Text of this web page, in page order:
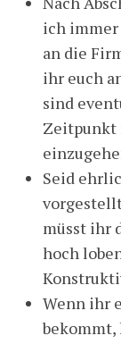
ich immer
an die
ihr euch
sind
Zeitpunkt
Seid
müsst ihr
hoch
Wenn ihr
bekommt,